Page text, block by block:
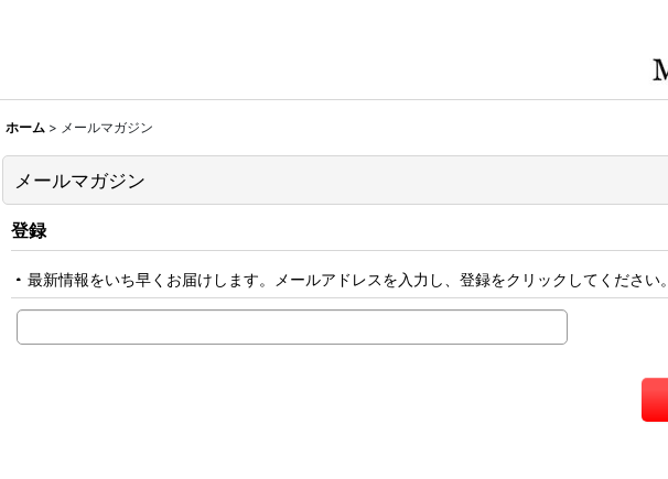
ホーム > メールマガジン
メールマガジン
登録
最新情報をいち早くお届けします。メールアドレスを入力し、登録をクリックしてください。